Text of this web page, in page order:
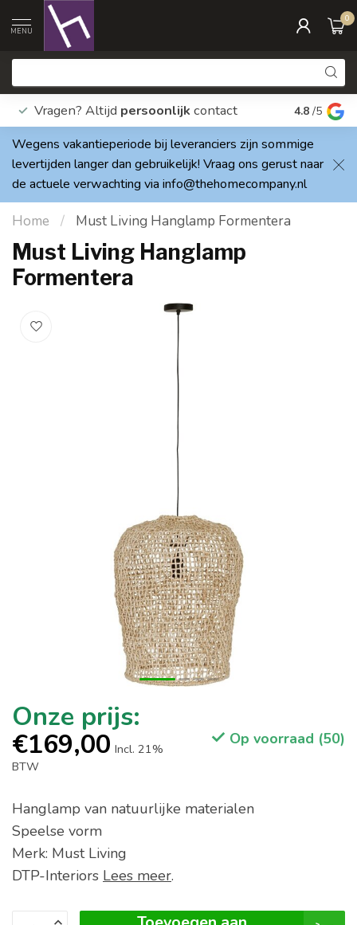
MENU
0
Vragen? Altijd persoonlijk contact Elke dag
4.8 /5
Wegens vakantieperiode bij leveranciers zijn sommige
levertijden langer dan gebruikelijk! Vraag ons gerust naar
de actuele verwachting via info@thehomecompany.nl
Home / Must Living Hanglamp Formentera
Must Living Hanglamp
Formentera
€169,00 Incl. 21%
BTW
Op voorraad (50)
Hanglamp van natuurlijke materialen
Speelse vorm
Merk: Must Living
DTP-Interiors Lees meer.